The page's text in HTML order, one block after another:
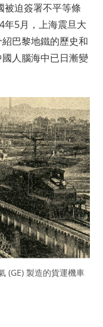
被迫簽署不平等條
年5月，上海震旦大
巴黎地鐵的歷史和
人腦海中已日漸變
(GE) 製造的貨運機車